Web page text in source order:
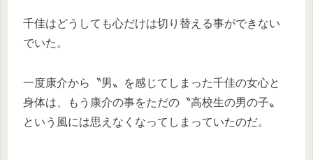
千佳はどうしても心だけは切り替える事ができない
でいた。
一度康介から〝男〟を感じてしまった千佳の女心と
身体は、もう康介の事をただの〝高校生の男の子〟
という風には思えなくなってしまっていたのだ。